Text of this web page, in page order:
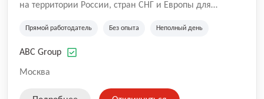
на территории России, стран СНГ и Европы для
культуре и развлечениям, информационным
Прямой работодатель Без опыта Неполный день
ABC Group
Москва